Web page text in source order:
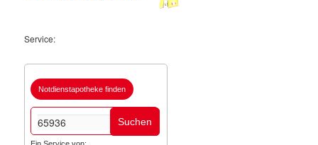
Service:
Notdienstapotheke finden
Suchen